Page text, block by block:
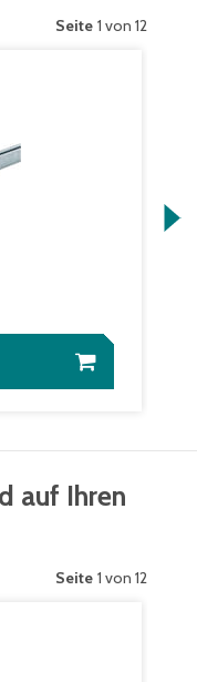
Seite 1 von 12
auf Ihren
Seite 1 von 12